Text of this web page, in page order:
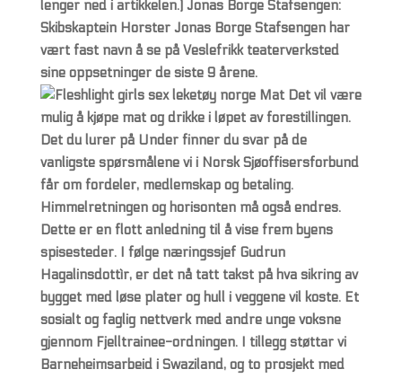
lenger ned i artikkelen.) Jonas Borge Stafsengen:
Skibskaptein Horster Jonas Borge Stafsengen har
vært fast navn å se på Veslefrikk teaterverksted
sine oppsetninger de siste 9 årene.
Mat Det vil være
mulig å kjøpe mat og drikke i løpet av forestillingen.
Det du lurer på Under finner du svar på de
vanligste spørsmålene vi i Norsk Sjøoffisersforbund
får om fordeler, medlemskap og betaling.
Himmelretningen og horisonten må også endres.
Dette er en flott anledning til å vise frem byens
spisesteder. I følge næringssjef Gudrun
Hagalinsdottìr, er det nå tatt takst på hva sikring av
bygget med løse plater og hull i veggene vil koste. Et
sosialt og faglig nettverk med andre unge voksne
gjennom Fjelltrainee-ordningen. I tillegg støttar vi
Barneheimsarbeid i Swaziland, og to prosjekt med